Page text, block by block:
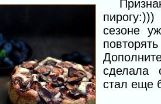
сезоне
сделала
стал еще